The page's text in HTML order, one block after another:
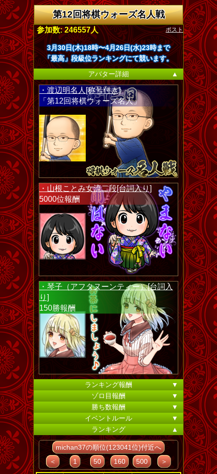
第12回将棋ウォーズ名人戦
ポスト
参加数: 246557人
3月30日(木)18時〜4月26日(水)23時まで
「最高」段級位ランキングにて競います。
アバター詳細
▲
・渡辺明名人[称号付き]
「第12回将棋ウォーズ名人」
・山根ことみ女流二段[台詞入り]
5000位報酬
・琴子（アフタヌーンティー）[台詞入
り]
150勝報酬
ランキング報酬
▼
ゾロ目報酬
▼
勝ち数報酬
▼
イベントルール
▼
ランキング
▲
michan37の順位(123041位)付近へ
＜
1 50 160 500 ＞